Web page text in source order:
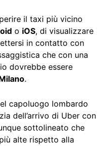
il taxi più vicino
o iOS, di visualizzare
in contatto con
che con una
dovrebbe essere
.
capoluogo lombardo
dell’arrivo di Uber con
sottolineato che
alte rispetto alla